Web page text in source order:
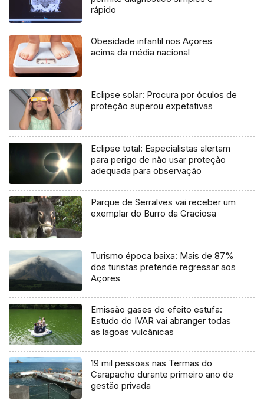
rápido
Obesidade infantil nos Açores
acima da média nacional
Eclipse solar: Procura por óculos de
proteção superou expetativas
Eclipse total: Especialistas alertam
para perigo de não usar proteção
adequada para observação
Parque de Serralves vai receber um
exemplar do Burro da Graciosa
Turismo época baixa: Mais de 87%
dos turistas pretende regressar aos
Açores
Emissão gases de efeito estufa:
Estudo do IVAR vai abranger todas
as lagoas vulcânicas
19 mil pessoas nas Termas do
Carapacho durante primeiro ano de
gestão privada